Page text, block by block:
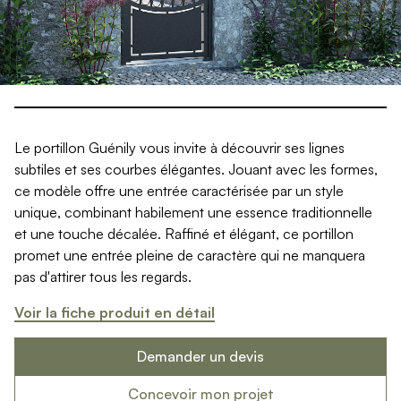
Produits > Clôtures > Clôtures traditionnelles
Produits > Clôtures > Clôtures architectes
Produits > Clôtures > Clôtures décoratives
Produits > Clôtures > Claustras
Produits > Garde-corps et rambardes > Tous nos garde-
Produits > Garde-corps et rambardes > Garde-corps vitrés
Produits > Garde-corps et rambardes > Garde-corps
Produits > Garde-corps et rambardes > Clôtures
Produits > Garde-corps et rambardes > Aides à la montée
Produits > Garde-corps et rambardes > Séparatifs de
Produits > Pergolas > Pergolas
Produits > Pergolas > Guide de choix
Produits > Carports > Guide de choix
Produits > Cuisine extérieure > Cuisine extérieure
Produits > Habillages extérieur aluminium > Tous nos
Le portillon Guénily vous invite à découvrir ses lignes
subtiles et ses courbes élégantes. Jouant avec les formes,
ce modèle offre une entrée caractérisée par un style
unique, combinant habilement une essence traditionnelle
et une touche décalée. Raffiné et élégant, ce portillon
promet une entrée pleine de caractère qui ne manquera
pas d'attirer tous les regards.
Voir la fiche produit en détail
Demander un devis
Concevoir mon projet